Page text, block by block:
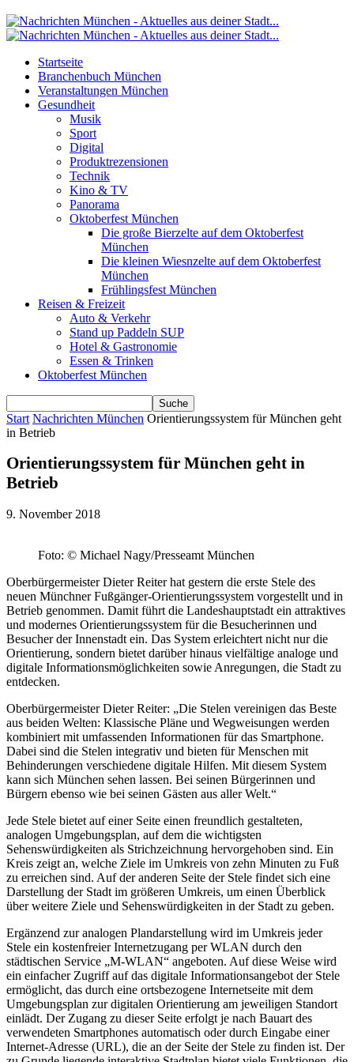
Startseite
Branchenbuch München
Veranstaltungen München
Gesundheit
Musik
Sport
Digital
Produktrezensionen
Technik
Kino & TV
Panorama
Oktoberfest München
Die große Bierzelte auf dem Oktoberfest
München
Die kleinen Wiesnzelte auf dem Oktoberfest
München
Frühlingsfest München
Reisen & Freizeit
Auto & Verkehr
Stand up Paddeln SUP
Hotel & Gastronomie
Essen & Trinken
Oktoberfest München
Start Nachrichten München Orientierungssystem für München geht
in Betrieb
Orientierungssystem für München geht in
Betrieb
9. November 2018
Foto: © Michael Nagy/Presseamt München
Oberbürgermeister Dieter Reiter hat gestern die erste Stele des
neuen Münchner Fußgänger-Orientierungssystem vorgestellt und in
Betrieb genommen. Damit führt die Landeshauptstadt ein attraktives
und modernes Orientierungssystem für die Besucherinnen und
Besucher der Innenstadt ein. Das System erleichtert nicht nur die
Orientierung, sondern bietet darüber hinaus vielfältige analoge und
digitale Informationsmöglichkeiten sowie Anregungen, die Stadt zu
entdecken.
Oberbürgermeister Dieter Reiter: „Die Stelen vereinigen das Beste
aus beiden Welten: Klassische Pläne und Wegweisungen werden
kombiniert mit umfassenden Informationen für das Smartphone.
Dabei sind die Stelen integrativ und bieten für Menschen mit
Behinderungen verschiedene digitale Hilfen. Mit diesem System
kann sich München sehen lassen. Bei seinen Bürgerinnen und
Bürgern ebenso wie bei seinen Gästen aus aller Welt.“
Jede Stele bietet auf einer Seite einen freundlich gestalteten,
analogen Umgebungsplan, auf dem die wichtigsten
Sehenswürdigkeiten als Strichzeichnung hervorgehoben sind. Ein
Kreis zeigt an, welche Ziele im Umkreis von zehn Minuten zu Fuß
zu erreichen sind. Auf der anderen Seite der Stele findet sich eine
Darstellung der Stadt im größeren Umkreis, um einen Überblick
über weitere Ziele und Sehenswürdigkeiten in der Stadt zu geben.
Ergänzend zur analogen Plandarstellung wird im Umkreis jeder
Stele ein kostenfreier Internetzugang per WLAN durch den
städtischen Service „M-WLAN“ angeboten. Auf diese Weise wird
ein einfacher Zugriff auf das digitale Informationsangebot der Stele
ermöglicht, das durch eine ortsbezogene Internetseite mit dem
Umgebungsplan zur digitalen Orientierung am jeweiligen Standort
einlädt. Der Zugang zu dieser Seite erfolgt je nach Bauart des
verwendeten Smartphones automatisch oder durch Eingabe einer
Internet-Adresse (URL), die an der Seite der Stele zu finden ist. Der